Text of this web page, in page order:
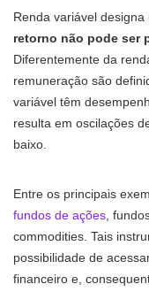
Renda variável
retorno não pode ser
Diferentemente da
remuneração são
variável têm
resulta em oscilações
baixo.
Entre os principais
fundos de ações ,
commodities. Tais
possibilidade de
financeiro e,